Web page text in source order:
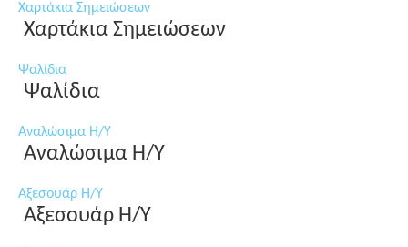
Χαρτάκια Σημειώσεων
Χαρτάκια Σημειώσεων
Ψαλίδια
Ψαλίδια
Αναλώσιμα Η/Υ
Αναλώσιμα Η/Υ
Αξεσουάρ Η/Υ
Αξεσουάρ Η/Υ